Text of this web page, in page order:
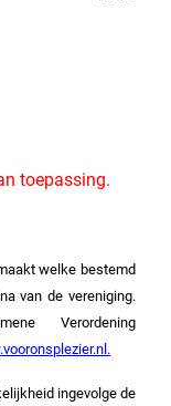
toepassing.
welke bestemd
van de vereniging.
Verordening
ingevolge de